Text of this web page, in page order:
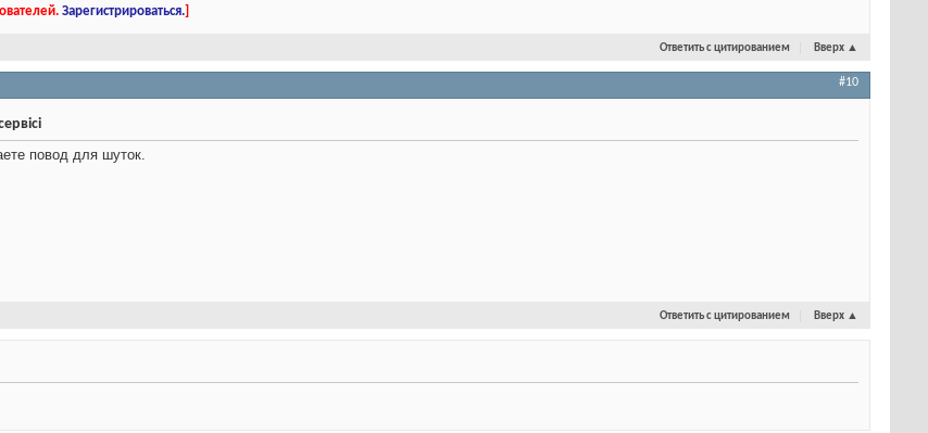
Зарегистрироваться.
Ответить с цитированием Вверх ▲
#10
повод для шуток.
Ответить с цитированием Вверх ▲